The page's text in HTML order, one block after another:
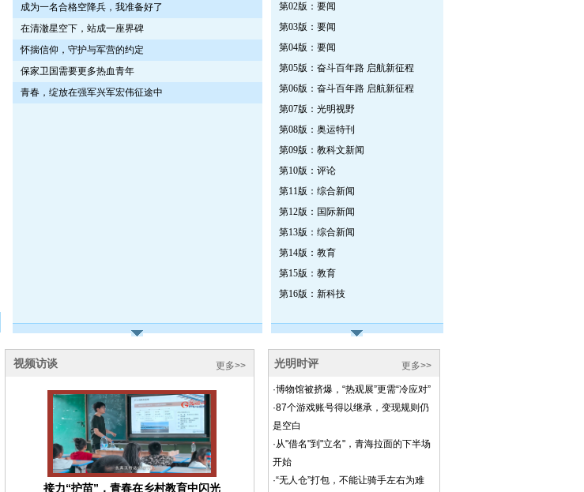
成为一名合格空降兵，我准备好了
在清澈星空下，站成一座界碑
怀揣信仰，守护与军营的约定
保家卫国需要更多热血青年
青春，绽放在强军兴军宏伟征途中
第02版：要闻
第03版：要闻
第04版：要闻
第05版：奋斗百年路 启航新征程
第06版：奋斗百年路 启航新征程
第07版：光明视野
第08版：奥运特刊
第09版：教科文新闻
第10版：评论
第11版：综合新闻
第12版：国际新闻
第13版：综合新闻
第14版：教育
第15版：教育
第16版：新科技